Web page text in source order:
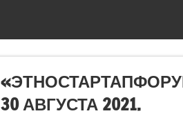
30 АВГУСТА 2021.